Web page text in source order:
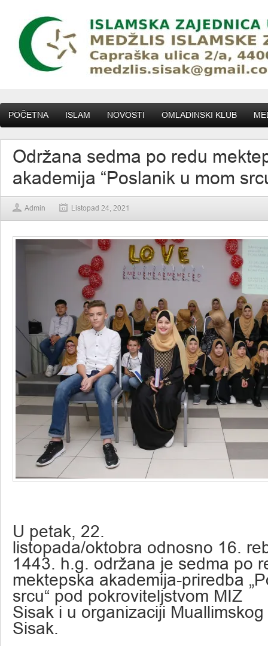
POČETNA ISLAM NOVOSTI OMLADINSKI KLUB
Održana sedma po redu
akademija “Poslanik u mom
Admin Listopad 24, 2021
U petak, 22.
listopada/oktobra odnosno 16.
1443. h.g. održana je sedma po
mektepska akademija-priredba
srcu“ pod pokroviteljstvom MIZ
Sisak i u organizaciji
Sisak.